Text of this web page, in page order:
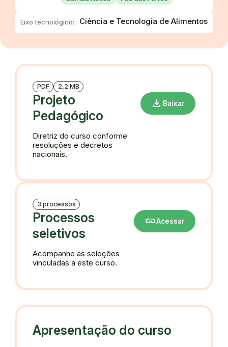
Eixo tecnológico: Ciência e Tecnologia de Alimentos
PDF 2,2 MB
Projeto
Pedagógico
Diretriz do curso conforme
resoluções e decretos
nacionais.
download Baixar
3 processos
Processos
seletivos
Acompanhe as seleções
vinculadas a este curso.
linkAcessar
Apresentação do curso